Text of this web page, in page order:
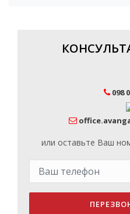
098
или оставьте Ваш